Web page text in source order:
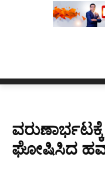
ಘೋಷಿಸಿದ